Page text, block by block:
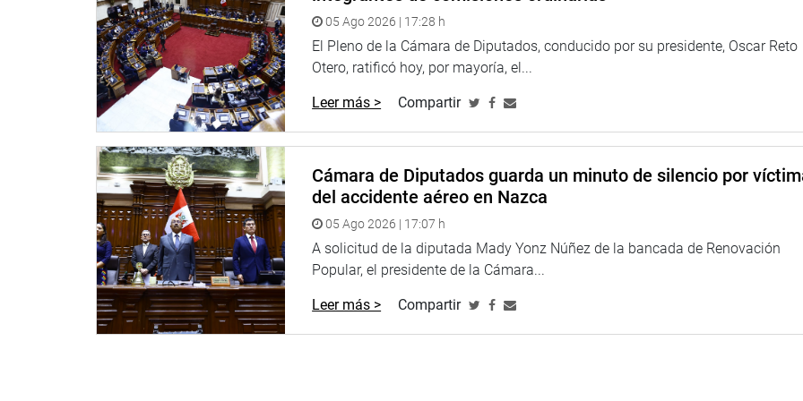
05 Ago 2026 | 17:28 h
El Pleno de la Cámara de Diputados, conducido por su presidente, Oscar Reto
Otero, ratificó hoy, por mayoría, el...
Leer más > Compartir
Cámara de Diputados guarda un minuto de silencio por
del accidente aéreo en Nazca
05 Ago 2026 | 17:07 h
A solicitud de la diputada Mady Yonz Núñez de la bancada de Renovación
Popular, el presidente de la Cámara...
Leer más > Compartir